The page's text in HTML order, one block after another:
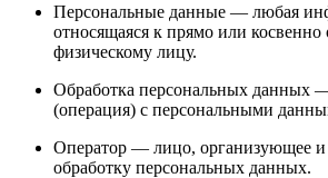
Персональные данные — любая
относящаяся к прямо или
физическому лицу.
Обработка персональных данных
(операция) с персональными
Оператор — лицо, организующее
обработку персональных данных.